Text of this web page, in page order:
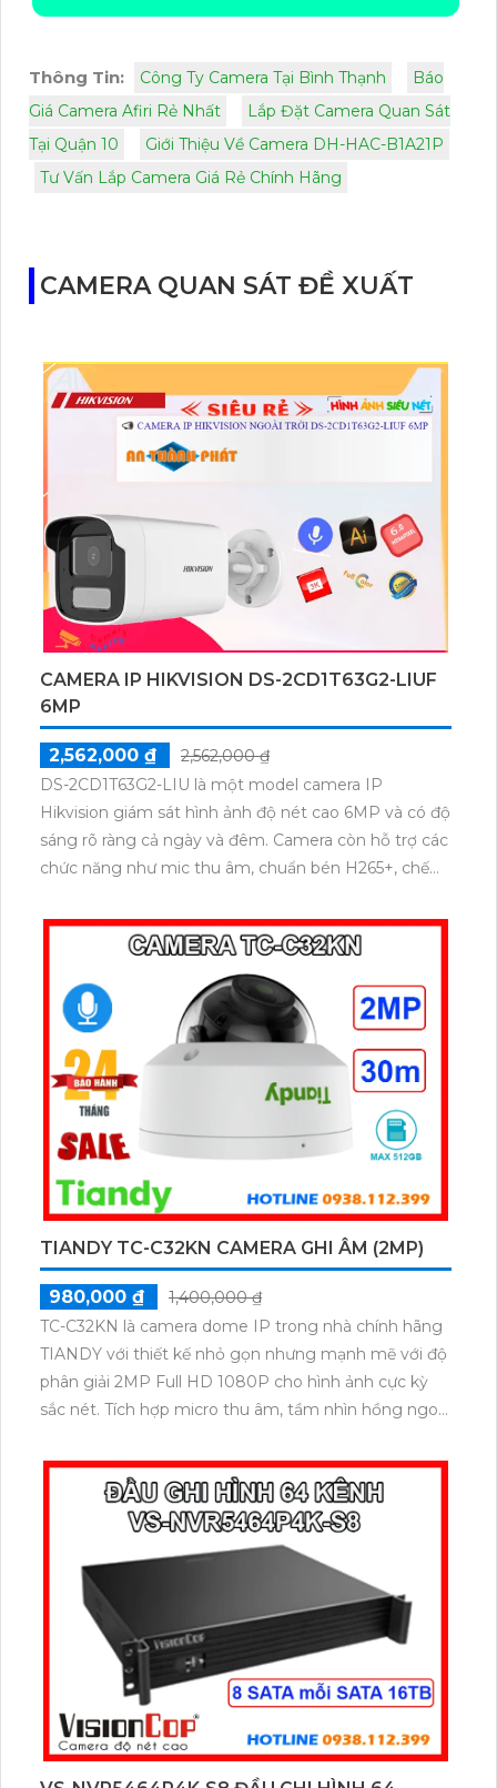
Thông Tin: Công Ty Camera Tại Bình Thạnh
Báo
Giá Camera Afiri Rẻ Nhất
Lắp Đặt Camera Quan Sát
Tại Quận 10
Giới Thiệu Về Camera DH-HAC-B1A21P
Tư Vấn Lắp Camera Giá Rẻ Chính Hãng
CAMERA QUAN SÁT ĐỀ XUẤT
CAMERA IP HIKVISION DS-2CD1T63G2-LIUF
6MP
2,562,000 ₫
2,562,000 ₫
DS-2CD1T63G2-LIU là một model camera IP
Hikvision giám sát hình ảnh độ nét cao 6MP và có độ
sáng rõ ràng cả ngày và đêm. Camera còn hỗ trợ các
chức năng như mic thu âm, chuẩn bén H265+, chế
giúp hỗ trợ giám sát và bảo vệ an ninh hiệu quả.
TIANDY TC-C32KN CAMERA GHI ÂM (2MP)
980,000 ₫
1,400,000 ₫
TC-C32KN là camera dome IP trong nhà chính hãng
TIANDY với thiết kế nhỏ gọn nhưng mạnh mẽ với độ
phân giải 2MP Full HD 1080P cho hình ảnh cực kỳ
sắc nét. Tích hợp micro thu âm, tầm nhìn hồng ngoại
tối đa 512GB đáp ứng hoàn hảo nhu cầu giám sát liên
tục. Với tính năng POE tiện lợi giúp đơn giản hóa việc
lắp đặt tối ưu hiệu quả bảo vệ .